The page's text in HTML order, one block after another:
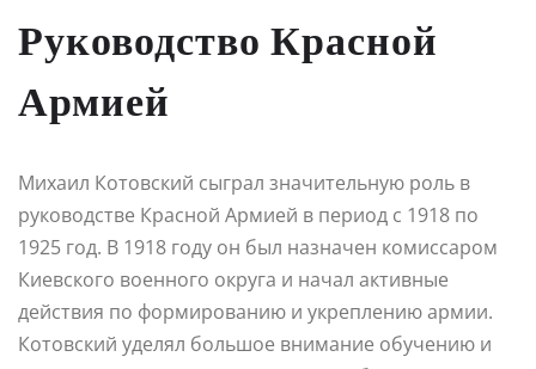
Руководство Красной
Армией
Михаил Котовский сыграл значительную роль в
руководстве Красной Армией в период с 1918 по
1925 год. В 1918 году он был назначен комиссаром
Киевского военного округа и начал активные
действия по формированию и укреплению армии.
Котовский уделял большое внимание обучению и